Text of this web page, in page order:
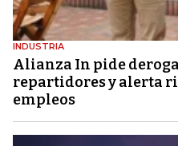
INDUSTRIA
Alianza In pide
repartidores y alerta
empleos